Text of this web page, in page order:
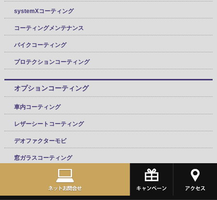
systemXコーティング
コーティングメンテナンス
バイクコーティング
プロテクションコーティング
オプションコーティング
車内コーティング
レザーシートコーティング
デオファクターモビ
窓ガラスコーティング
エンジンコーティング